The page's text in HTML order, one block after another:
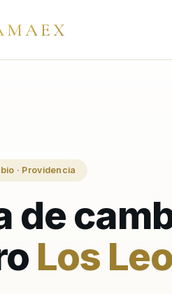
· Providencia
de
Los